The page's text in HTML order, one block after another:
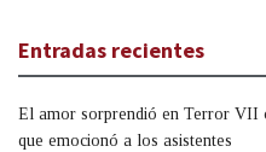
Entradas recientes
El amor sorprendió en Terror VII
que emocionó a los asistentes